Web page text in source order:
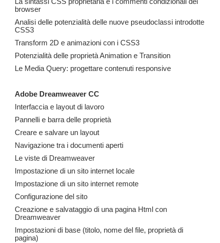
browser
Analisi delle potenzialità delle nuove pseudoclassi introdotte
CSS3
Transform 2D e animazioni con i CSS3
Potenzialità delle proprietà Animation e Transition
Le Media Query: progettare contenuti responsive
Adobe Dreamweaver CC
Interfaccia e layout di lavoro
Pannelli e barra delle proprietà
Creare e salvare un layout
Navigazione tra i documenti aperti
Le viste di Dreamweaver
Impostazione di un sito internet locale
Impostazione di un sito internet remote
Configurazione del sito
Creazione e salvataggio di una pagina Html con
Dreamweaver
Impostazioni di base (titolo, nome del file, proprietà di
pagina)